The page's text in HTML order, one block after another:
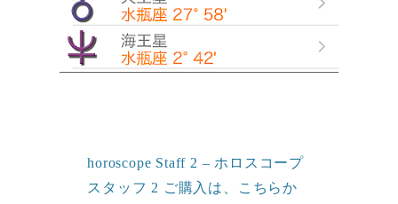
horoscope Staff 2 – ホロスコープ
スタッフ 2 ご購入は、こちらか